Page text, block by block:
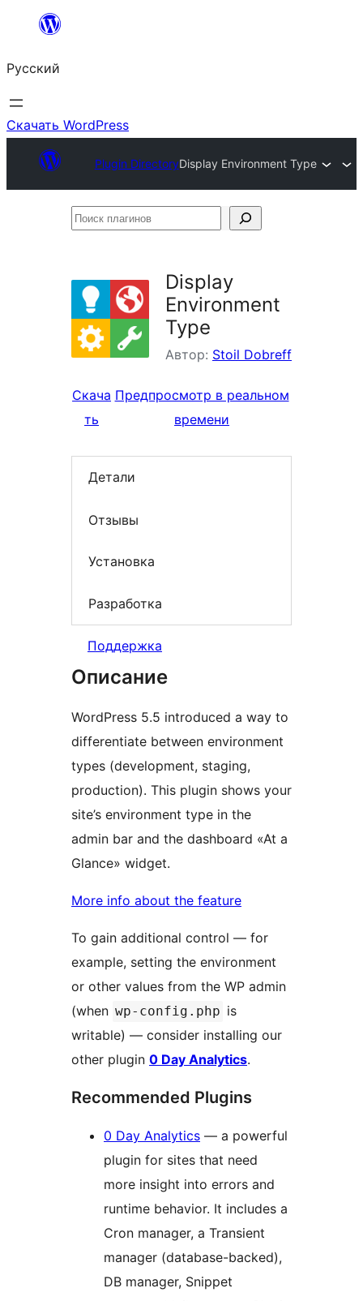
Перейти
содержимому
Русский
Скачать WordPress
Plugin DirectoryDisplay Environment Type
Поиск
Display
Environment
Type
Автор: Stoil Dobreff
Скача
ть
Предпросмотр в реальном
времени
Детали
Отзывы
Установка
Разработка
Поддержка
Описание
WordPress 5.5 introduced a way to
differentiate between environment
types (development, staging,
production). This plugin shows your
site’s environment type in the
admin bar and the dashboard «At a
Glance» widget.
More info about the feature
To gain additional control — for
example, setting the environment
or other values from the WP admin
(when wp-config.php is
writable) — consider installing our
other plugin 0 Day Analytics.
Recommended Plugins
0 Day Analytics — a powerful
plugin for sites that need
more insight into errors and
runtime behavior. It includes a
Cron manager, a Transient
manager (database-backed),
DB manager, Snippet